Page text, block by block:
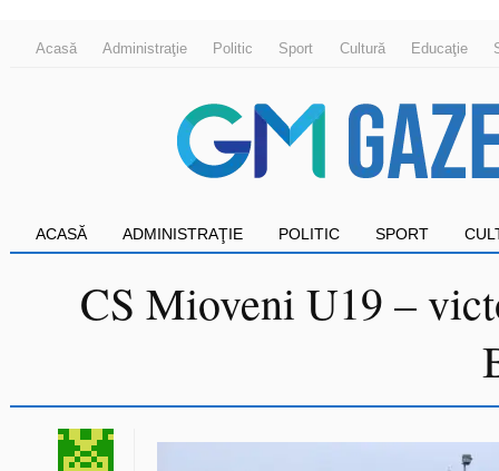
Acasă Administraţie Politic Sport Cultură Educaţie
ACASĂ ADMINISTRAŢIE POLITIC SPORT
CS Mioveni U19 –